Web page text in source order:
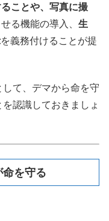
ことや、写真に撮
る機能の導入、生
を義務付けることが提
て、デマから命を守
認識しておきましょ
を守る